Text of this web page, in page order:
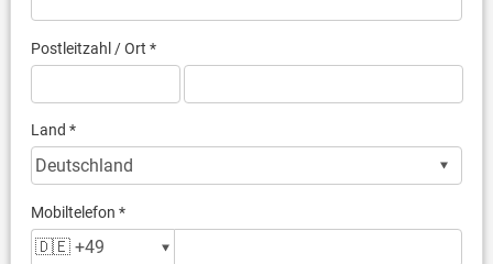
Postleitzahl / Ort *
Land *
Mobiltelefon *